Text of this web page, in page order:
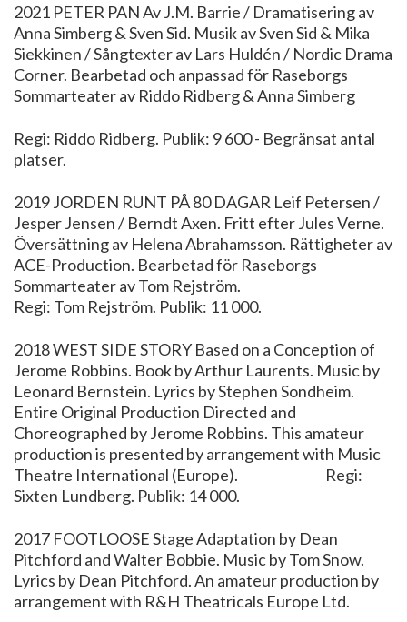
2021 PETER PAN Av J.M. Barrie / Dramatisering av
Anna Simberg & Sven Sid. Musik av Sven Sid & Mika
Siekkinen / Sångtexter av Lars Huldén / Nordic Drama
Corner. Bearbetad och anpassad för Raseborgs
Sommarteater av Riddo Ridberg & Anna Simberg
Regi: Riddo Ridberg. Publik: 9 600 - Begränsat antal
platser.
2019 JORDEN RUNT PÅ 80 DAGAR Leif Petersen /
Jesper Jensen / Berndt Axen. Fritt efter Jules Verne.
Översättning av Helena Abrahamsson. Rättigheter av
ACE-Production. Bearbetad för Raseborgs
Sommarteater av Tom Rejström.
Regi: Tom Rejström. Publik: 11 000.
2018 WEST SIDE STORY Based on a Conception of
Jerome Robbins. Book by Arthur Laurents. Music by
Leonard Bernstein. Lyrics by Stephen Sondheim.
Entire Original Production Directed and
Choreographed by Jerome Robbins. This amateur
production is presented by arrangement with Music
Theatre International (Europe). Regi:
Sixten Lundberg. Publik: 14 000.
2017 FOOTLOOSE Stage Adaptation by Dean
Pitchford and Walter Bobbie. Music by Tom Snow.
Lyrics by Dean Pitchford. An amateur production by
arrangement with R&H Theatricals Europe Ltd.